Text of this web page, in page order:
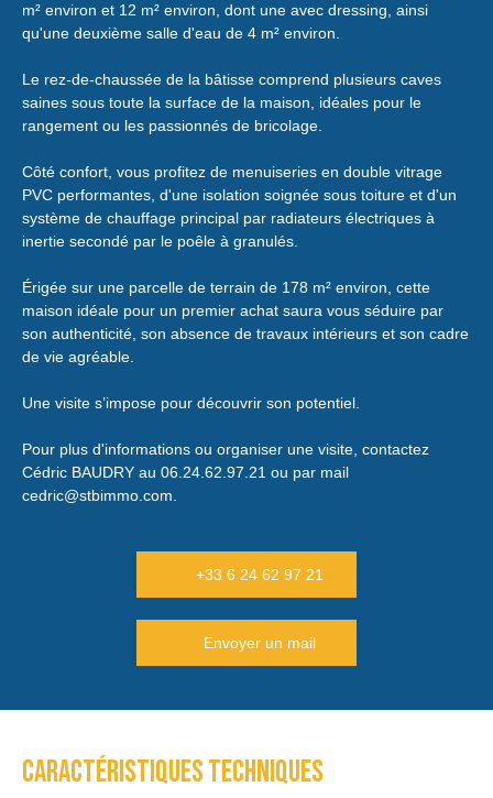
m² environ et 12 m² environ, dont une avec dressing, ainsi
qu'une deuxième salle d'eau de 4 m² environ.
Le rez-de-chaussée de la bâtisse comprend plusieurs caves
saines sous toute la surface de la maison, idéales pour le
rangement ou les passionnés de bricolage.
Côté confort, vous profitez de menuiseries en double vitrage
PVC performantes, d'une isolation soignée sous toiture et d'un
système de chauffage principal par radiateurs électriques à
inertie secondé par le poêle à granulés.
Érigée sur une parcelle de terrain de 178 m² environ, cette
maison idéale pour un premier achat saura vous séduire par
son authenticité, son absence de travaux intérieurs et son cadre
de vie agréable.
Une visite s’impose pour découvrir son potentiel.
Pour plus d'informations ou organiser une visite, contactez
Cédric BAUDRY au 06.24.62.97.21 ou par mail
cedric@stbimmo.com.
+33 6 24 62 97 21
Envoyer un mail
Caractéristiques techniques